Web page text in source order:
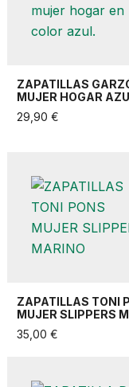
ZAPATILLAS
MUJER HOGAR
29,90 €
ZAPATILLAS TONI
MUJER SLIPPERS
35,00 €